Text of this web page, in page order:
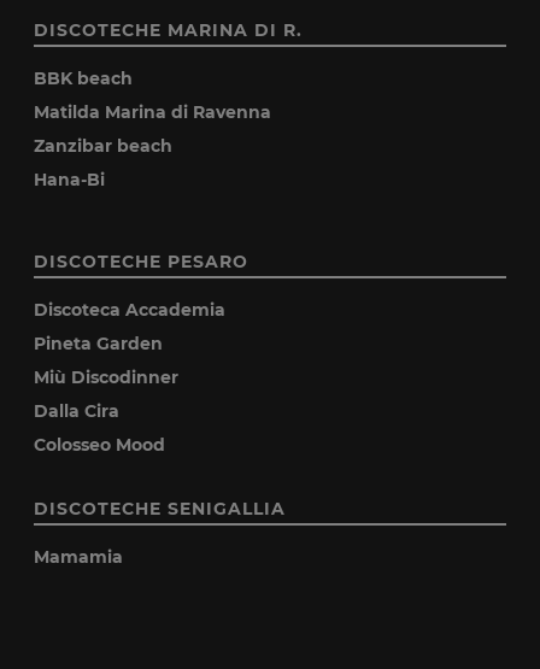
DISCOTECHE MARINA DI R.
BBK beach
Matilda Marina di Ravenna
Zanzibar beach
Hana-Bi
DISCOTECHE PESARO
Discoteca Accademia
Pineta Garden
Miù Discodinner
Dalla Cira
Colosseo Mood
DISCOTECHE SENIGALLIA
Mamamia